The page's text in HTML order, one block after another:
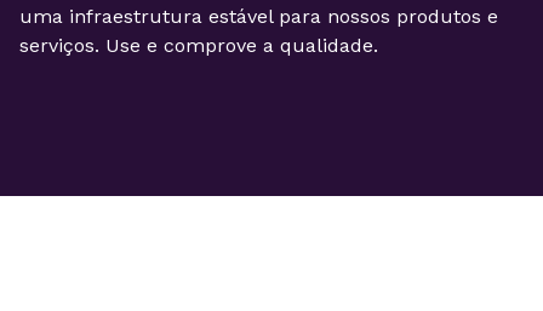
uma infraestrutura estável para nossos produtos e
serviços. Use e comprove a qualidade.